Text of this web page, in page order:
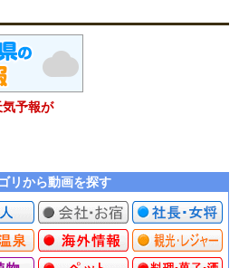
予報が
リから動画を探す